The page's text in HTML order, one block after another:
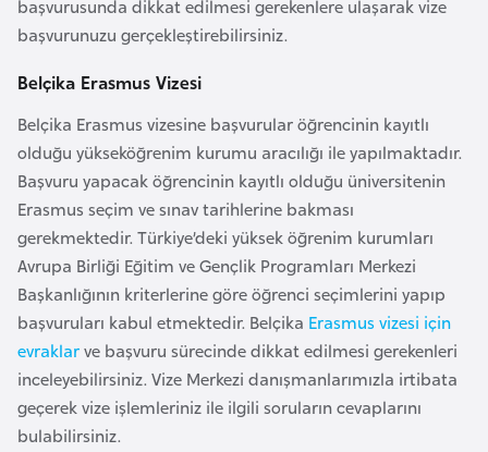
başvurusunda dikkat edilmesi gerekenlere ulaşarak vize
başvurunuzu gerçekleştirebilirsiniz.
Belçika Erasmus Vizesi
Belçika Erasmus vizesine başvurular öğrencinin kayıtlı
olduğu yükseköğrenim kurumu aracılığı ile yapılmaktadır.
Başvuru yapacak öğrencinin kayıtlı olduğu üniversitenin
Erasmus seçim ve sınav tarihlerine bakması
gerekmektedir. Türkiye’deki yüksek öğrenim kurumları
Avrupa Birliği Eğitim ve Gençlik Programları Merkezi
Başkanlığının kriterlerine göre öğrenci seçimlerini yapıp
başvuruları kabul etmektedir. Belçika Erasmus vizesi için
evraklarve başvuru sürecinde dikkat edilmesi gerekenleri
inceleyebilirsiniz. Vize Merkezi danışmanlarımızla irtibata
geçerek vize işlemleriniz ile ilgili soruların cevaplarını
bulabilirsiniz.
r
y
t
i
C
e
z
a
y
i
r